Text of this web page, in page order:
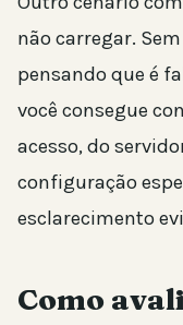
não carregar.
pensando que é
você consegue
acesso, do
configuração
esclarecimento
Como